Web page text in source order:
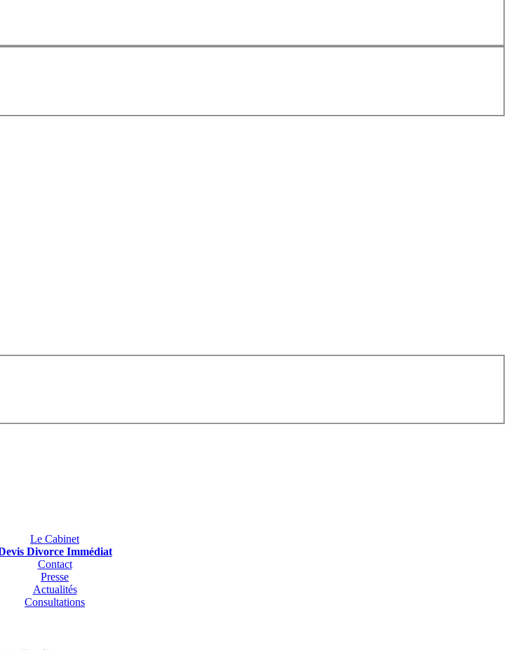
Le Cabinet
Divorce Immédiat
Contact
Presse
Actualités
Consultations